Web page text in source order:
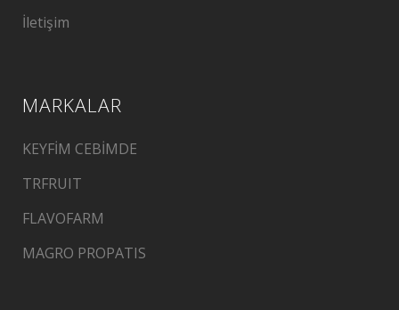
İletişim
MARKALAR
KEYFİM CEBİMDE
TRFRUIT
FLAVOFARM
MAGRO PROPATIS